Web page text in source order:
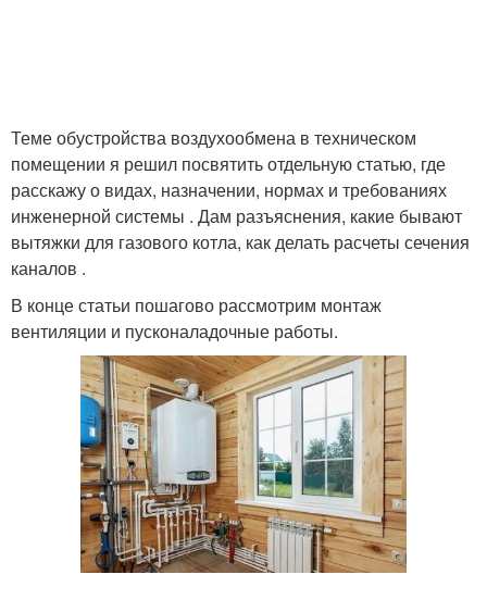
Теме обустройства воздухообмена в техническом
помещении я решил посвятить отдельную статью, где
расскажу о видах, назначении, нормах и требованиях
инженерной системы . Дам разъяснения, какие бывают
вытяжки для газового котла, как делать расчеты сечения
каналов .
В конце статьи пошагово рассмотрим монтаж
вентиляции и пусконаладочные работы.